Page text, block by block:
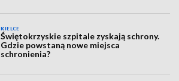
KIELCE
Świętokrzyskie szpitale zyskają schrony.
Gdzie powstaną nowe miejsca
schronienia?